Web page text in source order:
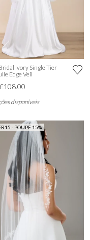
Ivory Single Tier
Edge Veil
£108.00
disponíveis
- POUPE 15%